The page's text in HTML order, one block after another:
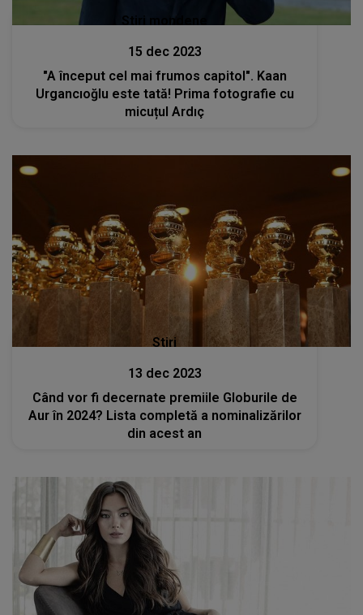
Stiri mondene
15 dec 2023
"A început cel mai frumos capitol". Kaan
Urgancıoğlu este tată! Prima fotografie cu
micuțul Ardıç
Stiri
13 dec 2023
Când vor fi decernate premiile Globurile de
Aur în 2024? Lista completă a nominalizărilor
din acest an